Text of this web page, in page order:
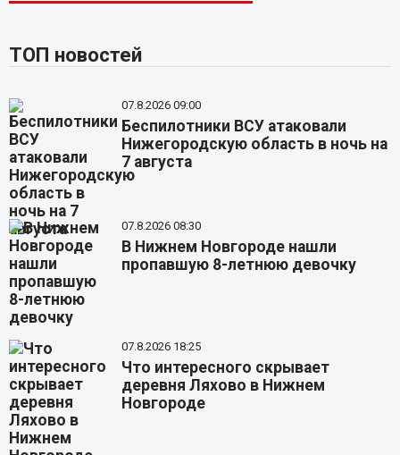
ТОП новостей
07.8.2026 09:00
Беспилотники ВСУ атаковали
Нижегородскую область в ночь на
7 августа
07.8.2026 08:30
В Нижнем Новгороде нашли
пропавшую 8-летнюю девочку
07.8.2026 18:25
Что интересного скрывает
деревня Ляхово в Нижнем
Новгороде